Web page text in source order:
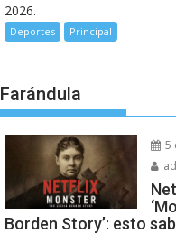
2026.
Deportes Principal
Farándula
5
Borden Story’: esto